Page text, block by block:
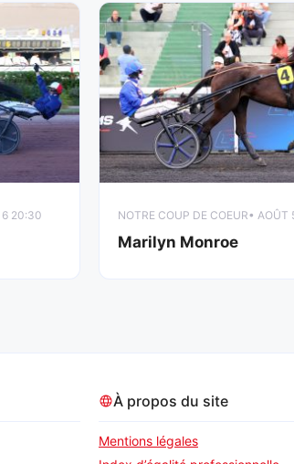
6 20:30 NOTRE COUP DE COEUR• AOÛT
Marilyn Monroe
À propos du site
Mentions légales